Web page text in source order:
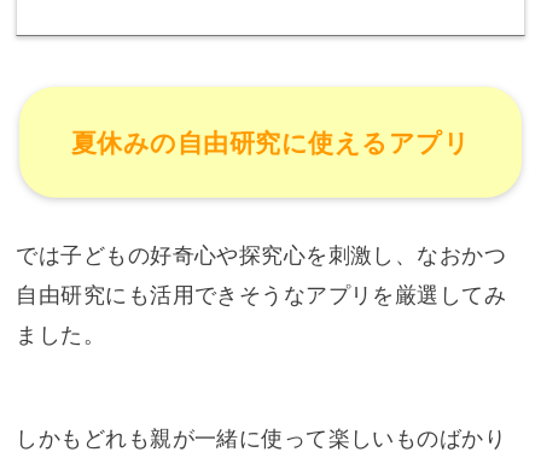
夏休みの自由研究に使えるアプリ
では子どもの好奇心や探究心を刺激し、なおかつ
自由研究にも活用できそうなアプリを厳選してみ
ました。
しかもどれも親が一緒に使って楽しいものばかり